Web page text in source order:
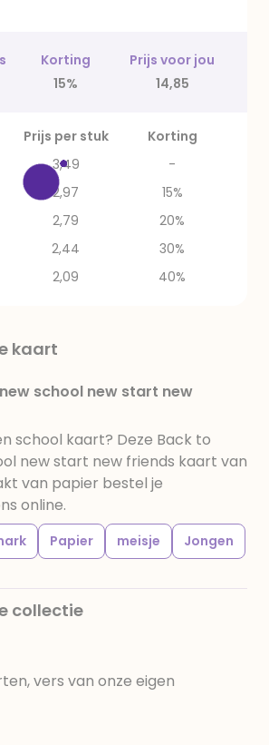
Korting
Prijs voor jou
15% 14,85
Prijs per stuk
Korting
3,49
-
2,97
15%
2,79
20%
2,44
30%
2,09 40%
kaart
school new start new
school kaart? Deze Back to
new start new friends kaart van
van papier bestel je
online.
Papier meisje Jongen
collectie
vers van onze eigen